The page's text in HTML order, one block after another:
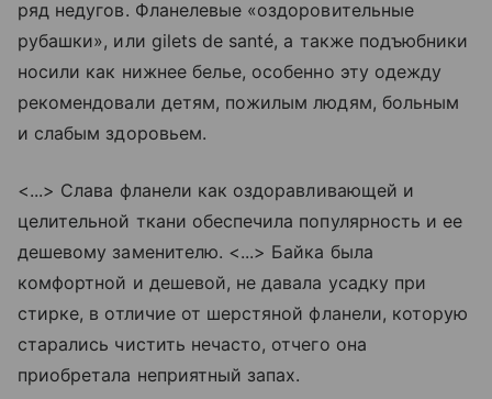
ряд недугов. Фланелевые «оздоровительные
рубашки», или gilets de santé, а также подъюбники
носили как нижнее белье, особенно эту одежду
рекомендовали детям, пожилым людям, больным
и слабым здоровьем.
<...> Слава фланели как оздоравливающей и
целительной ткани обеспечила популярность и ее
дешевому заменителю. <...> Байка была
комфортной и дешевой, не давала усадку при
стирке, в отличие от шерстяной фланели, которую
старались чистить нечасто, отчего она
приобретала неприятный запах.